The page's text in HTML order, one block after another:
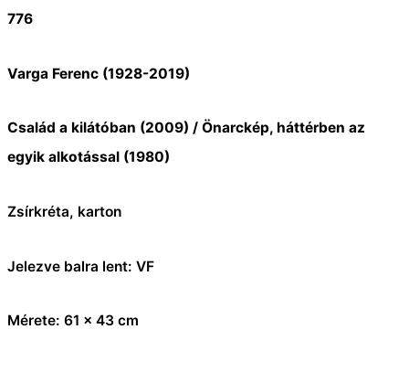
776
Varga Ferenc (1928-2019)
Család a kilátóban (2009) / Önarckép, háttérben az
egyik alkotással (1980)
Zsírkréta, karton
Jelezve balra lent: VF
Mérete: 61 x 43 cm